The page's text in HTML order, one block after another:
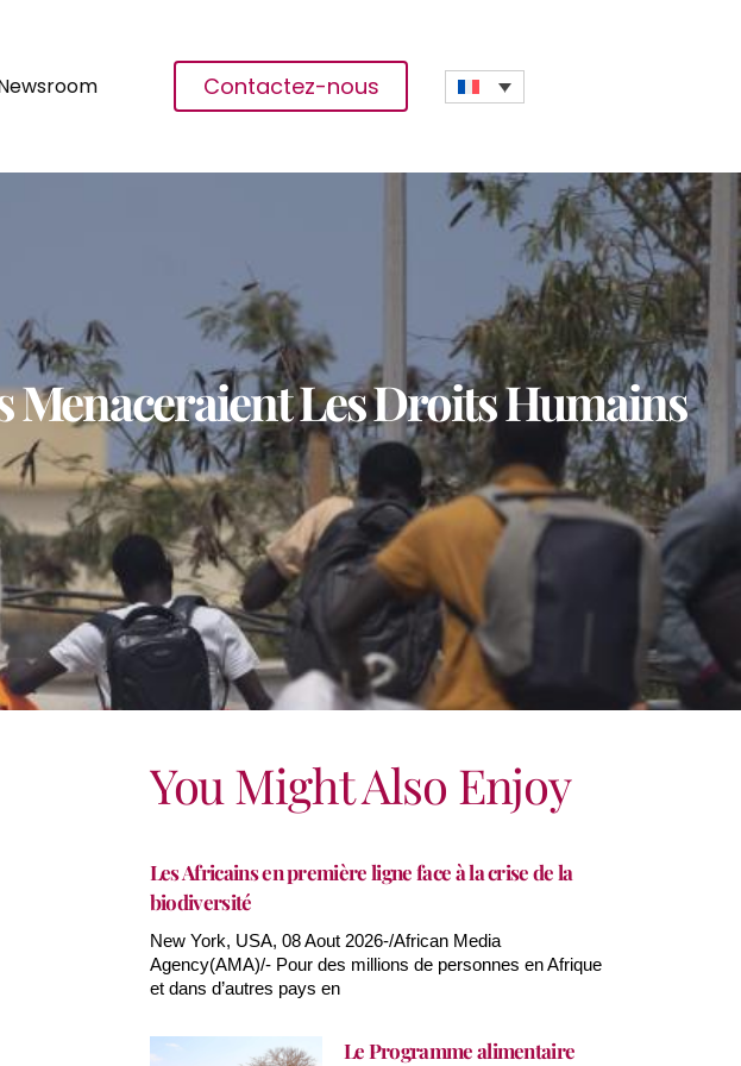
Contactez-nous
Menaceraient Les Droits Humains
You Might Also Enjoy
Les Africains en première ligne face à la crise de la
biodiversité
New York, USA, 08 Aout 2026-/African Media
Agency(AMA)/- Pour des millions de personnes en Afrique
et dans d’autres pays en
Le Programme alimentaire